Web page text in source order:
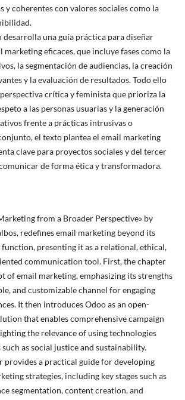
y coherentes con valores sociales como la
desarrolla una guía práctica para diseñar
marketing eficaces, que incluye fases como la
la segmentación de audiencias, la creación
y la evaluación de resultados. Todo ello
perspectiva crítica y feminista que prioriza la
a las personas usuarias y la generación
frente a prácticas intrusivas o
el texto plantea el email marketing
clave para proyectos sociales y del tercer
de forma ética y transformadora.
from a Broader Perspective» by
redefines email marketing beyond its
presenting it as a relational, ethical,
communication tool. First, the chapter
of email marketing, emphasizing its strengths
and customizable channel for engaging
It then introduces Odoo as an open-
that enables comprehensive campaign
the relevance of using technologies
as social justice and sustainability.
provides a practical guide for developing
strategies, including key stages such as
segmentation, content creation, and